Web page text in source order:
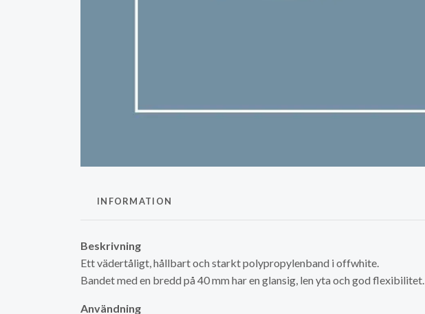
INFORMATION
Beskrivning
Ett vädertåligt, hållbart och starkt polypropylenband i offwhite.
Bandet med en bredd på 40 mm har en glansig, len yta och god flexibilitet.
Användning